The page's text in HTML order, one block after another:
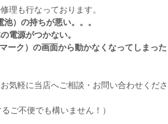
理も行なっております。
）の持ちが悪い。。。
電源がつかない。
ーク）の画面から動かなくなってしまった
気軽に当店へご相談・お問い合わせくださ
ご不便でも構いません！）